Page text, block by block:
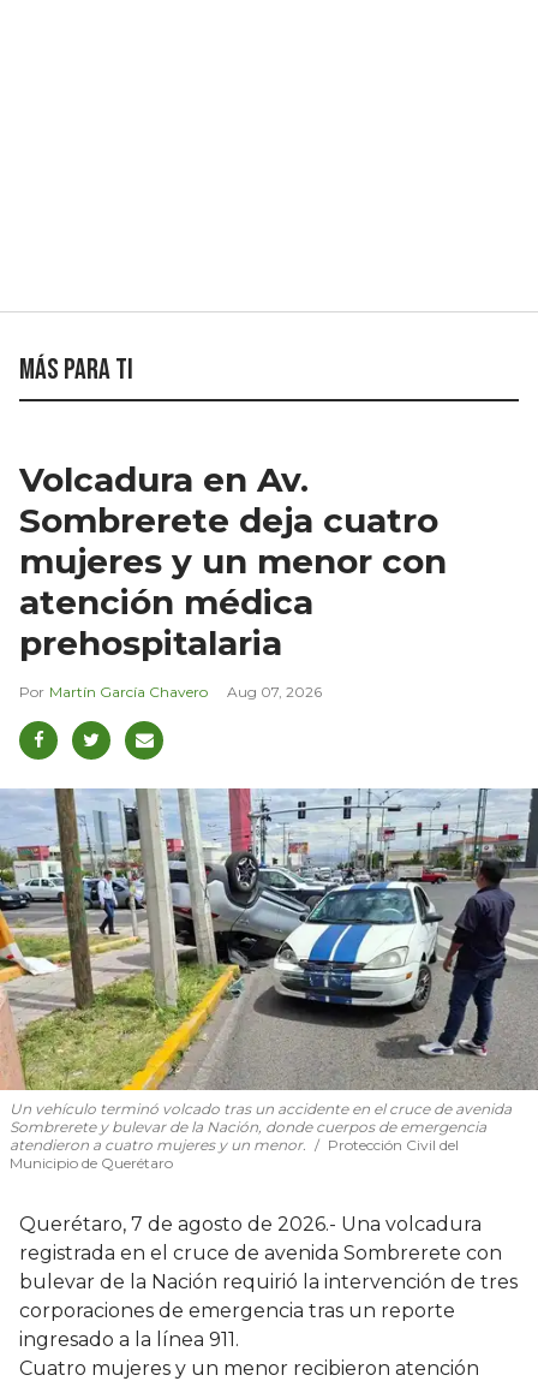
Más para ti
Volcadura en Av.
Sombrerete deja cuatro
mujeres y un menor con
atención médica
prehospitalaria
Martín García Chavero Aug 07, 2026
Un vehículo terminó volcado tras un accidente en el cruce de avenida
Sombrerete y bulevar de la Nación, donde cuerpos de emergencia
atendieron a cuatro mujeres y un menor.
Protección Civil del
Municipio de Querétaro
Querétaro, 7 de agosto de 2026.- Una volcadura
registrada en el cruce de avenida Sombrerete con
bulevar de la Nación requirió la intervención de tres
corporaciones de emergencia tras un reporte
ingresado a la línea 911.
Cuatro mujeres y un menor recibieron atención